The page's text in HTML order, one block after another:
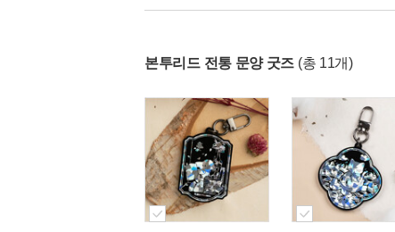
본투리드 전통 문양 굿즈 (총 11개)